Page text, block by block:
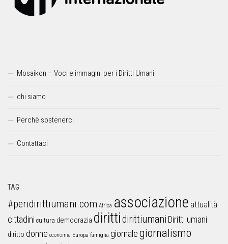
Mosaikon – Voci e immagini per i Diritti Umani
chi siamo
Perchè sostenerci
Contattaci
TAG
#peridirittiumani.com Africa associazione attualità
cittadini cultura democrazia dirittidirittiumani Diritti umani
diritto donne economia Europa famiglia giornalegiornalismo